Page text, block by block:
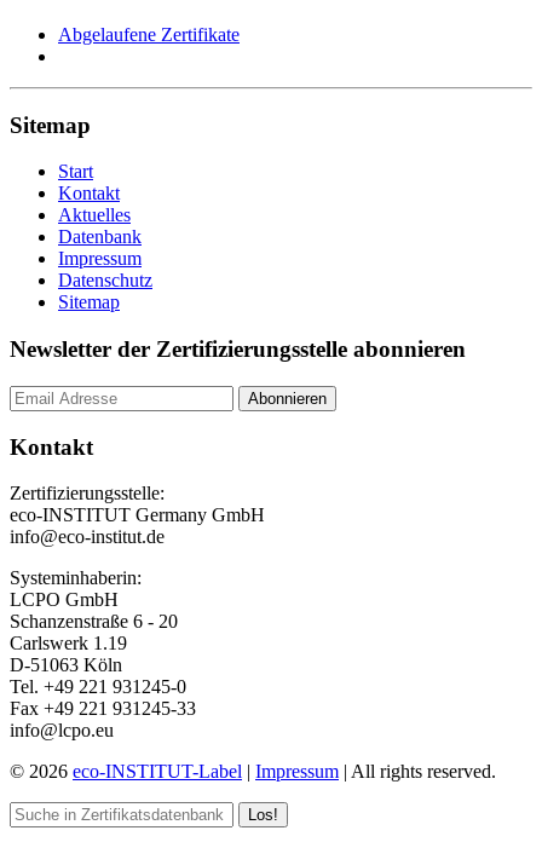
Abgelaufene Zertifikate
Sitemap
Start
Kontakt
Aktuelles
Datenbank
Impressum
Datenschutz
Sitemap
Newsletter der Zertifizierungsstelle abonnieren
Kontakt
Zertifizierungsstelle:
eco-INSTITUT Germany GmbH
info@eco-institut.de
Systeminhaberin:
LCPO GmbH
Schanzenstraße 6 - 20
Carlswerk 1.19
D-51063 Köln
Tel. +49 221 931245-0
Fax +49 221 931245-33
info@lcpo.eu
© 2026 eco-INSTITUT-Label | Impressum | All rights reserved.
Los!